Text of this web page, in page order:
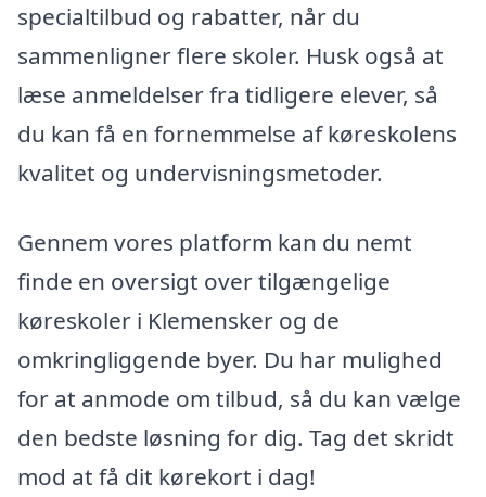
specialtilbud og rabatter, når du
sammenligner flere skoler. Husk også at
læse anmeldelser fra tidligere elever, så
du kan få en fornemmelse af køreskolens
kvalitet og undervisningsmetoder.
Gennem vores platform kan du nemt
finde en oversigt over tilgængelige
køreskoler i Klemensker og de
omkringliggende byer. Du har mulighed
for at anmode om tilbud, så du kan vælge
den bedste løsning for dig. Tag det skridt
mod at få dit kørekort i dag!